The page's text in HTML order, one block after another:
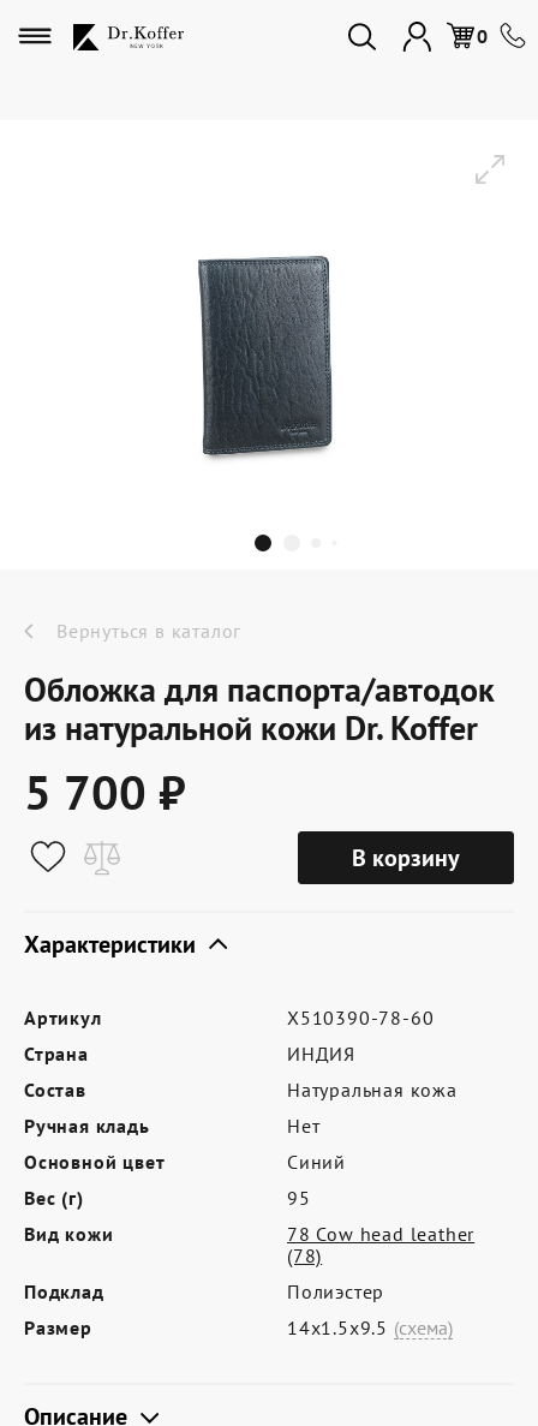
0
Избранное
Женская коллекция
Подарки и сувениры
Подарочные карты
Dr.Koffer Outlet
Новинки
Акции
О компании
Условия доставки
Сертификат Dr.Koffer
Где купить
Партнерам
Контакты
Программа лояльности
Политика обработки персональных
данных
Вернуться в каталог
Обложка для паспорта/автодок
из натуральной кожи Dr. Koffer
5 700 ₽
В корзину
Характеристики
Артикул
X510390-78-60
Страна
ИНДИЯ
Состав
Натуральная кожа
Ручная кладь
Нет
Основной цвет
Синий
Вес (г)
95
Вид кожи
78 Cow head leather
(78)
Подклад
Полиэстер
Размер
14х1.5х9.5 (схема)
Описание